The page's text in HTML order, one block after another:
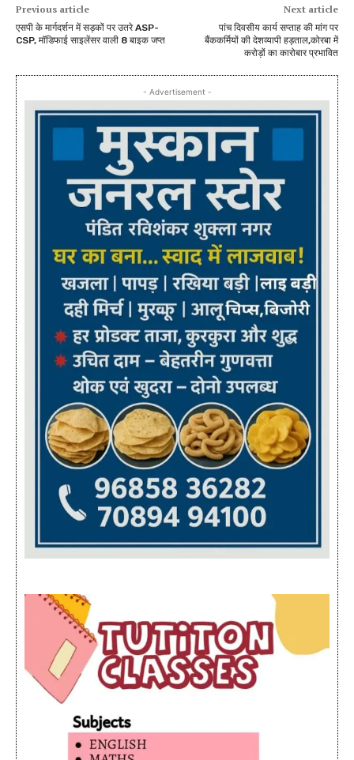
Previous article
एसपी के मार्गदर्शन में सड़कों पर उतरे ASP-
CSP, मॉडिफाई साइलेंसर वाली 8 बाइक जप्त
Next article
पांच दिवसीय कार्य सप्ताह की मांग पर
बैंककर्मियों की देशव्यापी हड़ताल,कोरबा में
करोड़ों का कारोबार प्रभावित
- Advertisement -